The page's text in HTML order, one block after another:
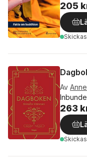
205
Skickas
Av
263
Skickas